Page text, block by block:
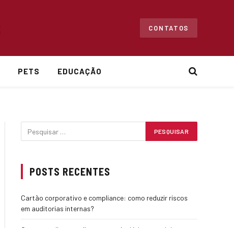
CONTATOS
PETS EDUCAÇÃO
POSTS RECENTES
Cartão corporativo e compliance: como reduzir riscos
em auditorias internas?